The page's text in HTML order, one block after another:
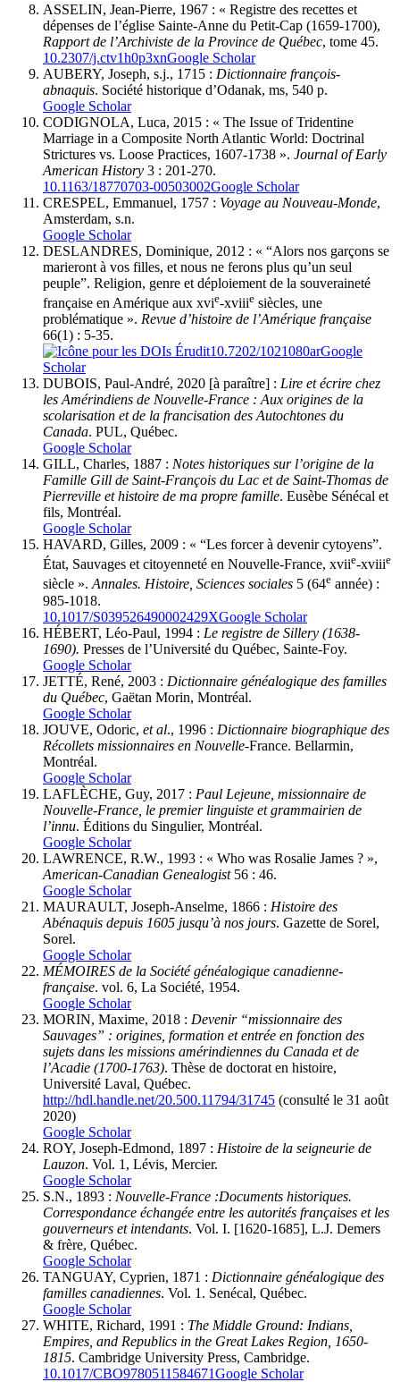
ASSELIN, Jean-Pierre, 1967 : « Registre des recettes et
dépenses de l’église Sainte-Anne du Petit-Cap (1659-1700),
Rapport de l’Archiviste de la Province de Québec, tome 45.
10.2307/j.ctv1h0p3xnGoogle Scholar
AUBERY, Joseph, s.j., 1715 : Dictionnaire françois-
abnaquis. Société historique d’Odanak, ms, 540 p.
Google Scholar
CODIGNOLA, Luca, 2015 : « The Issue of Tridentine
Marriage in a Composite North Atlantic World: Doctrinal
Strictures vs. Loose Practices, 1607-1738 ». Journal of Early
American History 3 : 201-270.
10.1163/18770703-00503002Google Scholar
CRESPEL, Emmanuel, 1757 : Voyage au Nouveau-Monde,
Amsterdam, s.n.
Google Scholar
DESLANDRES, Dominique, 2012 : « “Alors nos garçons se
marieront à vos filles, et nous ne ferons plus qu’un seul
peuple”. Religion, genre et déploiement de la souveraineté
française en Amérique aux xvie-xviiie siècles, une
problématique ». Revue d’histoire de l’Amérique française
66(1) : 5-35.
10.7202/1021080arGoogle
Scholar
DUBOIS, Paul-André, 2020 [à paraître] : Lire et écrire chez
les Amérindiens de Nouvelle-France : Aux origines de la
scolarisation et de la francisation des Autochtones du
Canada. PUL, Québec.
Google Scholar
GILL, Charles, 1887 : Notes historiques sur l’origine de la
Famille Gill de Saint-François du Lac et de Saint-Thomas de
Pierreville et histoire de ma propre famille. Eusèbe Sénécal et
fils, Montréal.
Google Scholar
HAVARD, Gilles, 2009 : « “Les forcer à devenir cytoyens”.
État, Sauvages et citoyenneté en Nouvelle-France, xviie-xviiie
siècle ».Annales. Histoire, Sciences sociales 5 (64e année) :
985-1018.
10.1017/S039526490002429XGoogle Scholar
HÉBERT, Léo-Paul, 1994 : Le registre de Sillery (1638-
1690). Presses de l’Université du Québec, Sainte-Foy.
Google Scholar
JETTÉ, René, 2003 : Dictionnaire généalogique des familles
du Québec, Gaëtan Morin, Montréal.
Google Scholar
JOUVE, Odoric, et al., 1996 : Dictionnaire biographique des
Récollets missionnaires en Nouvelle-France. Bellarmin,
Montréal.
Google Scholar
LAFLÈCHE, Guy, 2017 : Paul Lejeune, missionnaire de
Nouvelle-France, le premier linguiste et grammairien de
l’innu. Éditions du Singulier, Montréal.
Google Scholar
LAWRENCE, R.W., 1993 : « Who was Rosalie James ? »,
American-Canadian Genealogist56 : 46.
Google Scholar
MAURAULT, Joseph-Anselme, 1866 : Histoire des
Abénaquis depuis 1605 jusqu’à nos jours. Gazette de Sorel,
Sorel.
Google Scholar
MÉMOIRES de la Société généalogique canadienne-
française. vol. 6, La Société, 1954.
Google Scholar
MORIN, Maxime, 2018 : Devenir “missionnaire des
Sauvages” : origines, formation et entrée en fonction des
sujets dans les missions amérindiennes du Canada et de
l’Acadie (1700-1763). Thèse de doctorat en histoire,
Université Laval, Québec.
http://hdl.handle.net/20.500.11794/31745 (consulté le 31 août
2020)
Google Scholar
ROY, Joseph-Edmond, 1897 : Histoire de la seigneurie de
Lauzon. Vol. 1, Lévis, Mercier.
Google Scholar
S.N., 1893 : Nouvelle-France :Documents historiques.
Correspondance échangée entre les autorités françaises et les
gouverneurs et intendants. Vol. I. [1620-1685], L.J. Demers
& frère, Québec.
Google Scholar
TANGUAY, Cyprien, 1871 : Dictionnaire généalogique des
familles canadiennes. Vol. 1. Senécal, Québec.
Google Scholar
WHITE, Richard, 1991 : The Middle Ground: Indians,
Empires, and Republics in the Great Lakes Region, 1650-
1815. Cambridge University Press, Cambridge.
10.1017/CBO9780511584671Google Scholar